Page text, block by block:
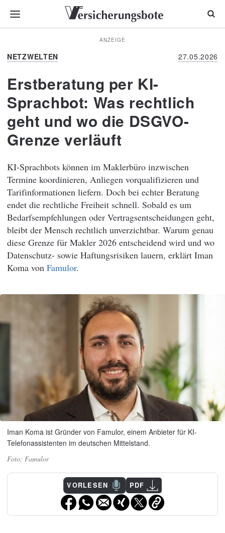
ANZEIGE
NETZWELTEN 27.05.2026
Erstberatung per KI-
Sprachbot: Was rechtlich
geht und wo die DSGVO-
Grenze verläuft
KI-Sprachbots können im Maklerbüro inzwischen
Termine koordinieren, Anliegen vorqualifizieren und
Tarifinformationen liefern. Doch bei echter Beratung
endet die rechtliche Freiheit schnell. Sobald es um
Bedarfsempfehlungen oder Vertragsentscheidungen geht,
bleibt der Mensch rechtlich unverzichtbar. Warum genau
diese Grenze für Makler 2026 entscheidend wird und wo
Datenschutz- sowie Haftungsrisiken lauern, erklärt Iman
Koma von Famulor.
Iman Koma ist Gründer von Famulor, einem Anbieter für KI-
Telefonassistenten im deutschen Mittelstand.
Famulor
VORLESEN PDF